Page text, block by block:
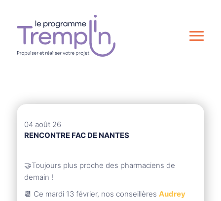
04 août 26
RENCONTRE FAC DE NANTES
🤝Toujours plus proche des pharmaciens de
demain !
📆 Ce mardi 13 février, nos conseillères Audrey